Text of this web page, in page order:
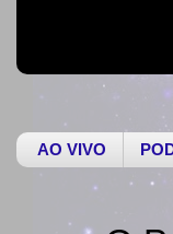
AO VIVO